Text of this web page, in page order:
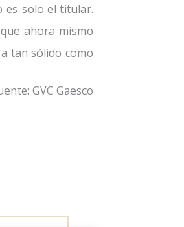
es solo el titular.
ahora mismo
tan sólido como
GVC Gaesco